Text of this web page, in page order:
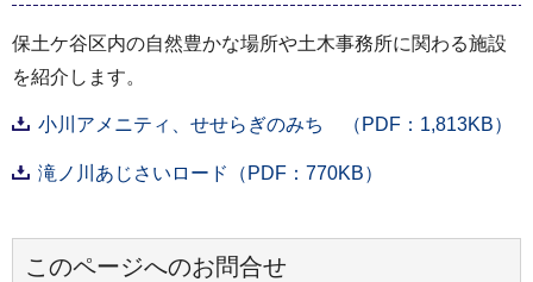
保土ケ谷区内の自然豊かな場所や土木事務所に関わる施設
を紹介します。
小川アメニティ、せせらぎのみち （PDF：1,813KB）
滝ノ川あじさいロード（PDF：770KB）
このページへのお問合せ